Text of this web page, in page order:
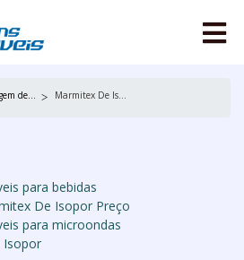
Embalagem descartável Marmitex De Isopor Preço Atacado
para bebidas
De Isopor Preço
para microondas
Isopor